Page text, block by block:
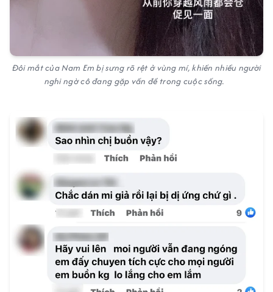
Đôi mắt của Nam Em bị sưng rõ rệt ở vùng mí, khiến nhiều người
nghi ngờ cô đang gặp vấn đề trong cuộc sống.